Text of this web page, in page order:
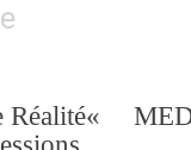
Réalité«